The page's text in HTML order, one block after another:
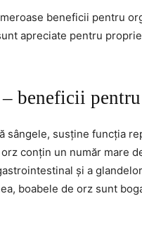
beneficii pentru
apreciate pentru
beneficii pentru
sângele, susține funcția
conțin un număr mare
și a
boabele de orz sunt